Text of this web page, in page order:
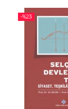
-%23